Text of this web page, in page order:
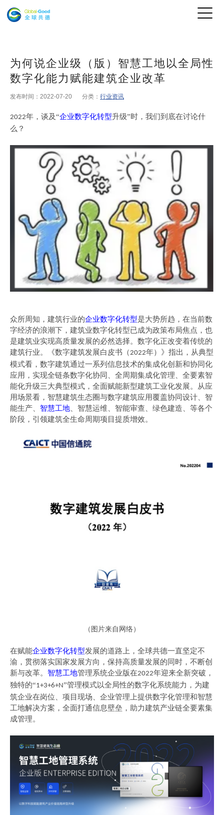
为何说企业级（版）智慧工地以全局性
数字化能力赋能建筑企业改革
发布时间：2022-07-20 分类： 行业资讯
2022年，谈及“企业数字化转型升级”时，我们到底在讨论什
么？
众所周知， 建筑行业的企业数字化转型是大势所趋，在当前数
字经济的浪潮下，建筑业数字化转型已成为政策布局焦点，也
是建筑业实现高质量发展的必然选择。数字化正改变着传统的
建筑行业。《数字建筑发展白皮书（2022年）》指出，从典型
模式看，数字建筑通过一系列信息技术的集成化创新和协同化
应用，实现全链条数字化协同、全周期集成化管理、全要素智
能化升级三大典型模式，全面赋能新型建筑工业化发展。从应
用场景看， 智慧建筑生态圈与数字建筑应用覆盖协同设计、智
能生产、 智慧工地、智慧运维、智能审查、绿色建造、 等各个
阶段，引领建筑全生命周期项目提质增效。
（ 图片来自网络）
在赋能企业数字化转型发展的道路上，全球共德一直坚定不
渝，贯彻落实国家发展方向，保持高质量发展的同时，不断创
新与改革。 智慧工地管理系统企业版在2022年迎来全新突破，
独特的“1+3+6+N”管理模式以全局性的数字化系统能力，为建
筑企业在岗位、项目现场、企业管理上提供数字化管理和智慧
工地解决方案 ， 全面打通信息壁垒，助力建筑产业链全要素集
成管理。